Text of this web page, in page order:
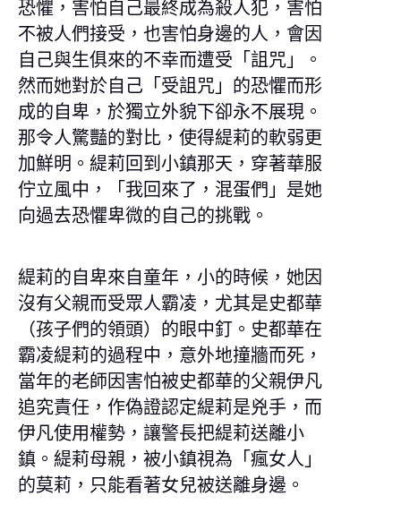
恐懼，害怕自己最終成為殺人犯，害怕
不被人們接受，也害怕身邊的人，會因
自己與生俱來的不幸而遭受「詛咒」。
然而她對於自己「受詛咒」的恐懼而形
成的自卑，於獨立外貌下卻永不展現。
那令人驚豔的對比，使得緹莉的軟弱更
加鮮明。緹莉回到小鎮那天，穿著華服
佇立風中，「我回來了，混蛋們」是她
向過去恐懼卑微的自己的挑戰。
緹莉的自卑來自童年，小的時候，她因
沒有父親而受眾人霸凌，尤其是史都華
（孩子們的領頭）的眼中釘。史都華在
霸凌緹莉的過程中，意外地撞牆而死，
當年的老師因害怕被史都華的父親伊凡
追究責任，作偽證認定緹莉是兇手，而
伊凡使用權勢，讓警長把緹莉送離小
鎮。緹莉母親，被小鎮視為「瘋女人」
的莫莉，只能看著女兒被送離身邊。